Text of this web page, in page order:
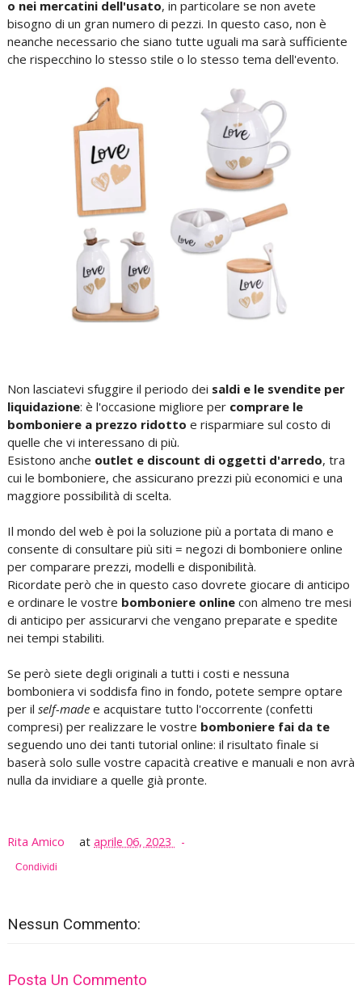
o nei mercatini dell'usato, in particolare se non avete
bisogno di un gran numero di pezzi. In questo caso, non è
neanche necessario che siano tutte uguali ma sarà sufficiente
che rispecchino lo stesso stile o lo stesso tema dell'evento.
Non lasciatevi sfuggire il periodo dei saldi e le svendite per
liquidazione: è l'occasione migliore per comprare le
bomboniere a prezzo ridotto e risparmiare sul costo di
quelle che vi interessano di più.
Esistono anche outlet e discount di oggetti d'arredo, tra
cui le bomboniere, che assicurano prezzi più economici e una
maggiore possibilità di scelta.
Il mondo del web è poi la soluzione più a portata di mano e
consente di consultare più siti = negozi di bomboniere online
per comparare prezzi, modelli e disponibilità.
Ricordate però che in questo caso dovrete giocare di anticipo
e ordinare le vostre bomboniere onlinecon almeno tre mesi
di anticipo per assicurarvi che vengano preparate e spedite
nei tempi stabiliti.
Se però siete degli originali a tutti i costi e nessuna
bomboniera vi soddisfa fino in fondo, potete sempre optare
per il self-madee acquistare tutto l'occorrente (confetti
compresi) per realizzare le vostre bomboniere fai da te
seguendo uno dei tanti tutorial online: il risultato finale si
baserà solo sulle vostre capacità creative e manuali e non avrà
nulla da invidiare a quelle già pronte.
Rita Amico ataprile 06, 2023
Condividi
Nessun Commento:
Posta Un Commento